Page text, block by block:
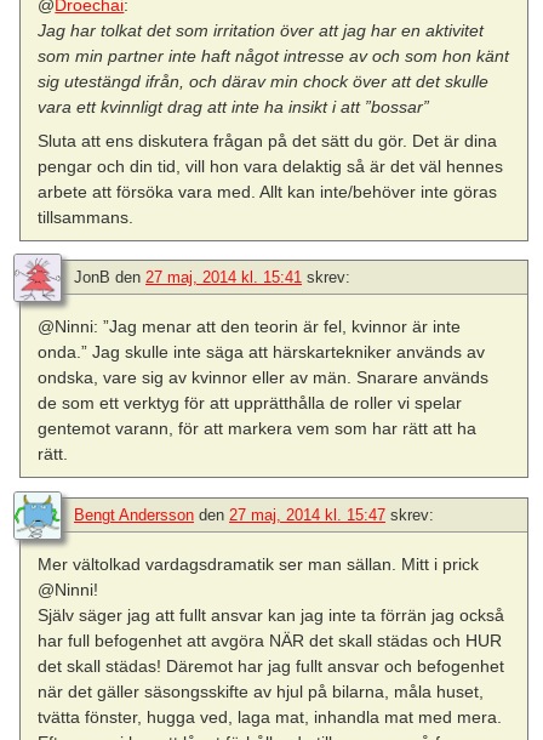
@Droechai:
Jag har tolkat det som irritation över att jag har en aktivitet
som min partner inte haft något intresse av och som hon känt
sig utestängd ifrån, och därav min chock över att det skulle
vara ett kvinnligt drag att inte ha insikt i att ”bossar”
Sluta att ens diskutera frågan på det sätt du gör. Det är dina
pengar och din tid, vill hon vara delaktig så är det väl hennes
arbete att försöka vara med. Allt kan inte/behöver inte göras
tillsammans.
JonB den 27 maj, 2014 kl. 15:41 skrev:
@Ninni: ”Jag menar att den teorin är fel, kvinnor är inte
onda.” Jag skulle inte säga att härskartekniker används av
ondska, vare sig av kvinnor eller av män. Snarare används
de som ett verktyg för att upprätthålla de roller vi spelar
gentemot varann, för att markera vem som har rätt att ha
rätt.
Bengt Andersson den 27 maj, 2014 kl. 15:47 skrev:
Mer vältolkad vardagsdramatik ser man sällan. Mitt i prick
@Ninni!
Själv säger jag att fullt ansvar kan jag inte ta förrän jag också
har full befogenhet att avgöra NÄR det skall städas och HUR
det skall städas! Däremot har jag fullt ansvar och befogenhet
när det gäller säsongsskifte av hjul på bilarna, måla huset,
tvätta fönster, hugga ved, laga mat, inhandla mat med mera.